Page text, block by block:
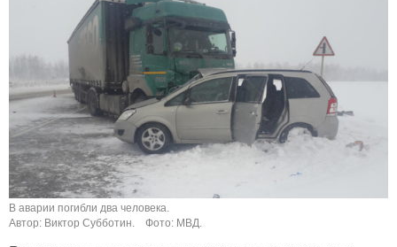
В аварии погибли два человека.
Автор: Виктор Субботин.
Фото: МВД.